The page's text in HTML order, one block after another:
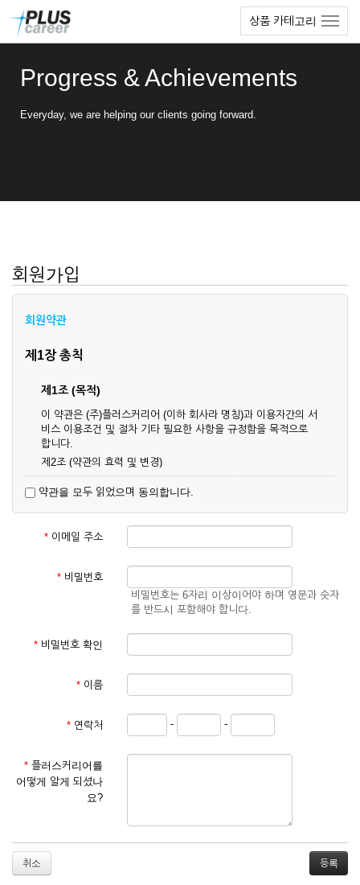
상품 카테고리
Progress & Achievements
Everyday, we are helping our clients going forward.
회원가입
회원약관
제1장 총칙
제1조 (목적)
이 약관은 (주)플러스커리어 (이하 회사라 명칭)과 이용자간의 서
비스 이용조건 및 절차 기타 필요한 사항을 규정함을 목적으로
합니다.
제2조 (약관의 효력 및 변경)
업상 중요 하거나 합리적인 사유가 발생할 경우 온라인 공사를
통하여 변경할 수 있습니다.
② 회원은 변경된 약관에 동의하지 않을 경우 서비스 이용을 중
단하고 이용계약을 해지할 수 있습니다. 약관의 효력 발생일 이
것으로 간주됩니다.
제3조 (약관의 외 준칙)
관계법령의 규정에 따릅니다.
① 서비스 이용계약은 서비스 이용 희망자가 본 약관에 동의한
를 심사, 승낙함으로써 성립하며, 회사는 신청자의 실명 확인 절
차를 밟을 수 있습니다.
② 회원가입시 입력한 ID는 변경할 수 없으며, 회원 1인당 한 개
의 ID가 발급됩니다. 부득이한 경우로 인해 변경하고자 하는 경
거절하거나 취소할 수 있으며, 실명으로 등록하지 않은 자의 일
약관을 모두 읽었으며 동의합니다.
* 이메일 주소
* 비밀번호
비밀번호는 6자리 이상이어야 하며 영문과 숫자
를 반드시 포함해야 합니다.
* 비밀번호 확인
* 이름
* 연락처 - -
* 플러스커리어를
어떻게 알게 되셨나
요?
취소